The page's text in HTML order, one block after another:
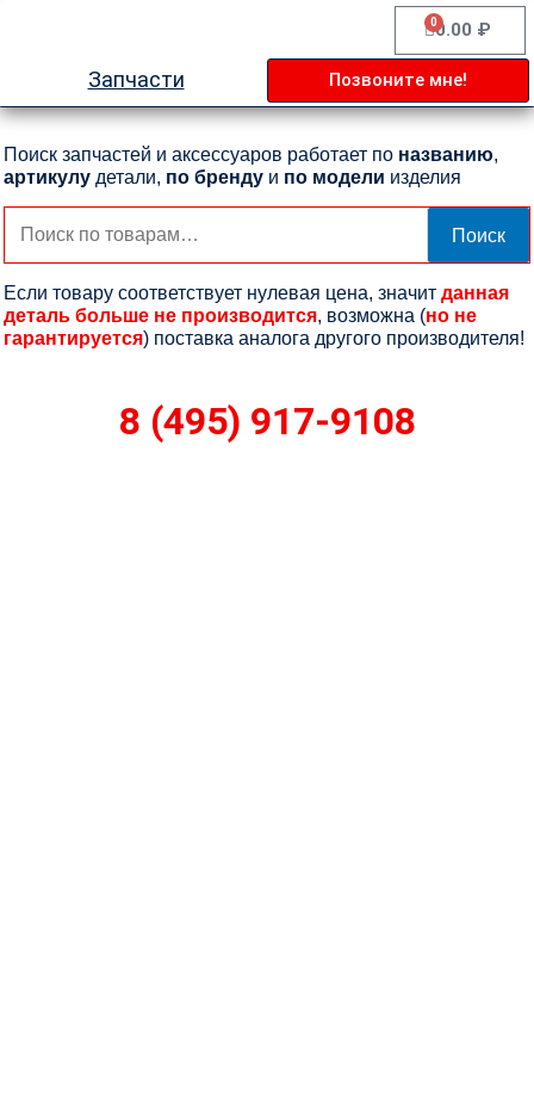
0.00 ₽
0
Cart
Запчасти Позвоните мне!
Поиск запчастей и аксессуаров работает по названию,
артикулу детали, по бренду и по модели изделия
Искать:
Поиск
Если товару соответствует нулевая цена, значит данная
деталь больше не производится, возможна (но не
гарантируется) поставка аналога другого производителя!
8 (495) 917-9108